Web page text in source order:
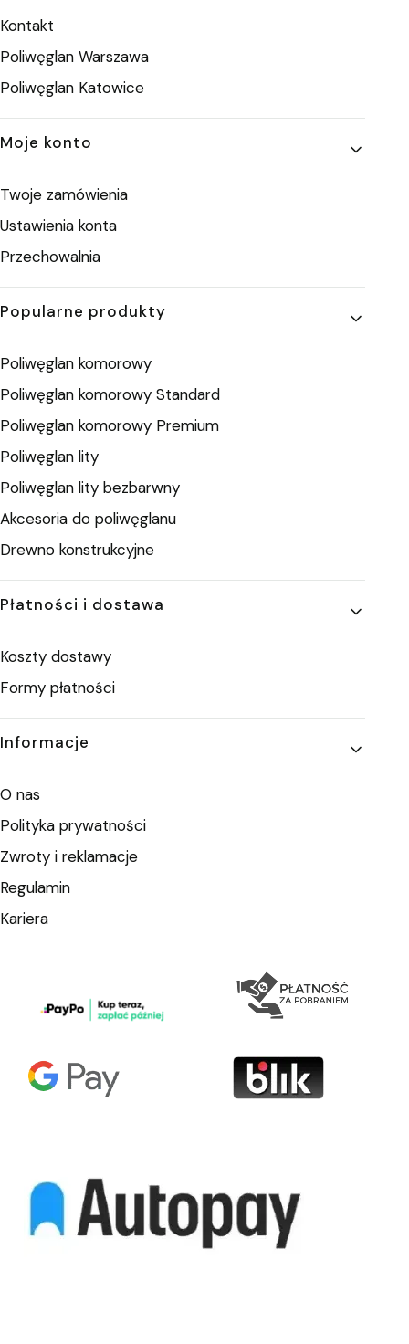
Kontakt
Poliwęglan Warszawa
Poliwęglan Katowice
Moje konto
Twoje zamówienia
Ustawienia konta
Przechowalnia
Popularne produkty
Poliwęglan komorowy
Poliwęglan komorowy Standard
Poliwęglan komorowy Premium
Poliwęglan lity
Poliwęglan lity bezbarwny
Akcesoria do poliwęglanu
Drewno konstrukcyjne
Płatności i dostawa
Koszty dostawy
Formy płatności
Informacje
O nas
Polityka prywatności
Zwroty i reklamacje
Regulamin
Kariera